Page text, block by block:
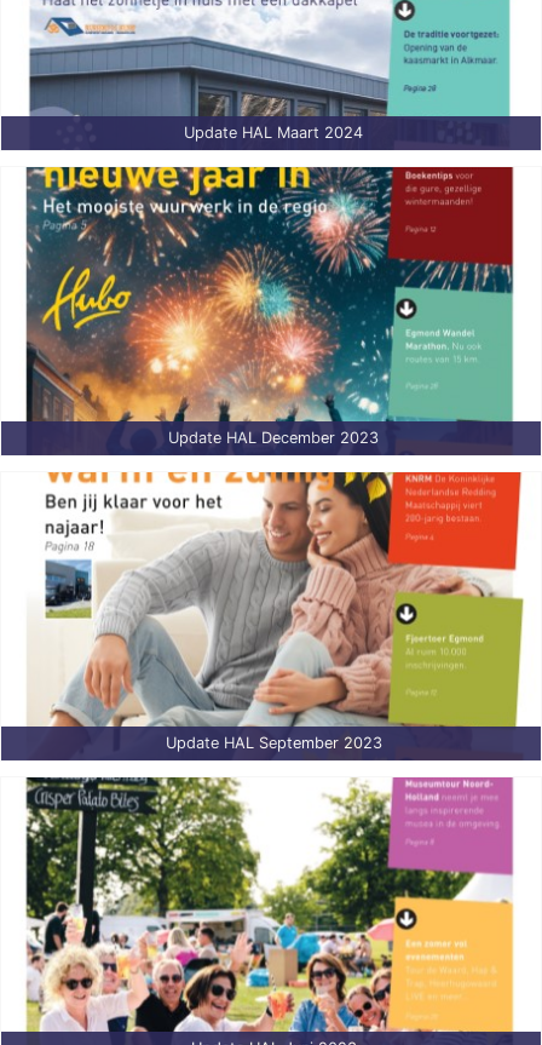
Update HAL Maart 2024
Update HAL December 2023
Update HAL September 2023